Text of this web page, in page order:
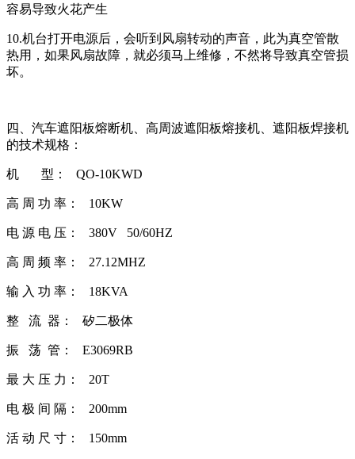
容易导致火花产生
10.机台打开电源后，会听到风扇转动的声音，此为真空管散
热用，如果风扇故障，就必须马上维修，不然将导致真空管损
坏。
四、汽车遮阳板熔断机、高周波遮阳板熔接机、遮阳板焊接机
的技术规格：
机 型： QO-10KWD
高 周 功 率： 10KW
电 源 电 压： 380V 50/60HZ
高 周 频 率： 27.12MHZ
输 入 功 率： 18KVA
整 流 器： 矽二极体
振 荡 管： E3069RB
最 大 压 力： 20T
电 极 间 隔： 200mm
活 动 尺 寸： 150mm